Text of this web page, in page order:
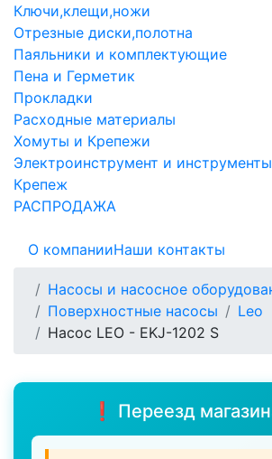
Ключи,клещи,ножи
Отрезные диски,полотна
Паяльники и комплектующие
Пена и Герметик
Прокладки
Расходные материалы
Хомуты и Крепежи
Электроинструмент и инструменты
Крепеж
РАСПРОДАЖА
О компанииНаши контакты
Насосы и насосное
Поверхностные насосы
Leo
Насос LEO - EKJ-1202 S
❗ Переезд